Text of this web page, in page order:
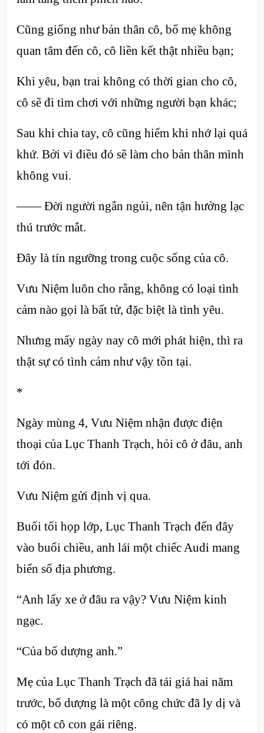
Cũng giống như bản thân cô, bố mẹ không
quan tâm đến cô, cô liền kết thật nhiều bạn;
Khi yêu, bạn trai không có thời gian cho cô,
cô sẽ đi tìm chơi với những người bạn khác;
Sau khi chia tay, cô cũng hiếm khi nhớ lại quá
khứ. Bởi vì điều đó sẽ làm cho bản thân mình
không vui.
—— Đời người ngắn ngủi, nên tận hưởng lạc
thú trước mắt.
Đây là tín ngưỡng trong cuộc sống của cô.
Vưu Niệm luôn cho rằng, không có loại tình
cảm nào gọi là bất tử, đặc biệt là tình yêu.
Nhưng mấy ngày nay cô mới phát hiện, thì ra
thật sự có tình cảm như vậy tồn tại.
*
Ngày mùng 4, Vưu Niệm nhận được điện
thoại của Lục Thanh Trạch, hỏi cô ở đâu, anh
tới đón.
Vưu Niệm gửi định vị qua.
Buổi tối họp lớp, Lục Thanh Trạch đến đây
vào buổi chiều, anh lái một chiếc Audi mang
biển số địa phương.
“Anh lấy xe ở đâu ra vậy? Vưu Niệm kinh
ngạc.
“Của bố dượng anh.”
Mẹ của Lục Thanh Trạch đã tái giá hai năm
trước, bố dượng là một công chức đã ly dị và
có một cô con gái riêng.